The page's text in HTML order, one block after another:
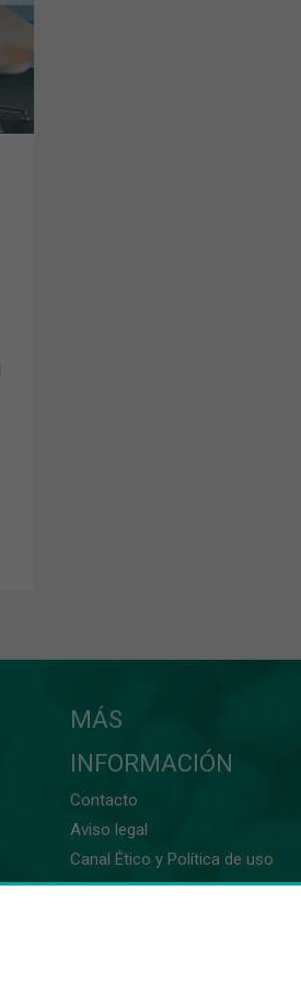
MÁS
INFORMACIÓN
Contacto
Aviso legal
Canal Ético y Política de uso